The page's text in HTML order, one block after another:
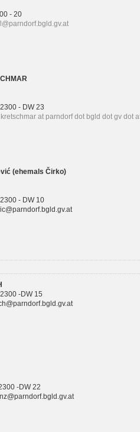
- 20
- DW 23
at parndorf dot bgld dot gv dot
(ehemals Čirko)
- DW 10
-DW 15
-DW 22